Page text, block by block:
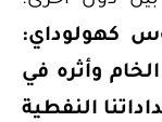
كهولوداي:
وأثره في
النفطية